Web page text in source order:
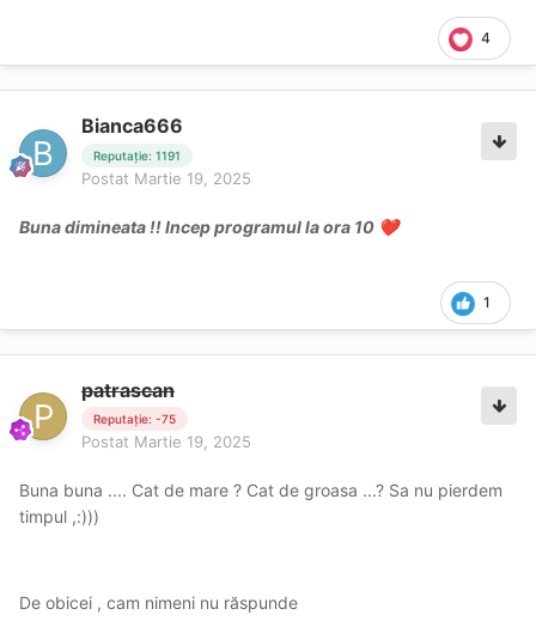
4
Bianca666
Reputație: 1191
Postat Martie 19, 2025
Buna dimineata !! Incep programul la ora 10 ❤️
1
patrascan
Reputație: -75
Postat Martie 19, 2025
Buna buna .... Cat de mare ? Cat de groasa ...? Sa nu pierdem
timpul ,:)))
De obicei , cam nimeni nu răspunde